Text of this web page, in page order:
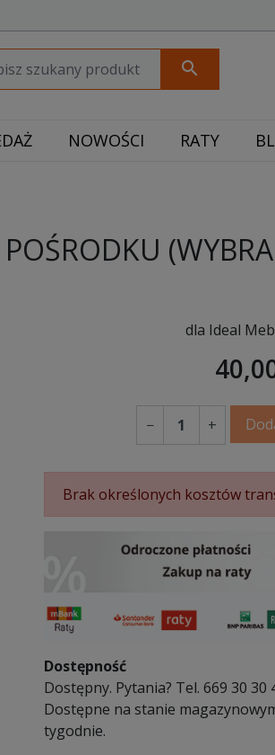
search
NOWOŚCI RATY
dla Ideal
− +
Brak określonych kosztów
Dostępność
Dostępny. Pytania? Tel. 669 30 30
Dostępne na stanie
tygodnie.